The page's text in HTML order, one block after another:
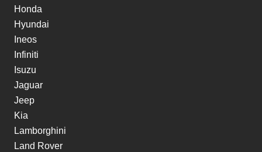
Honda
Hyundai
Ineos
Infiniti
Isuzu
Jaguar
Jeep
Kia
Lamborghini
Land Rover